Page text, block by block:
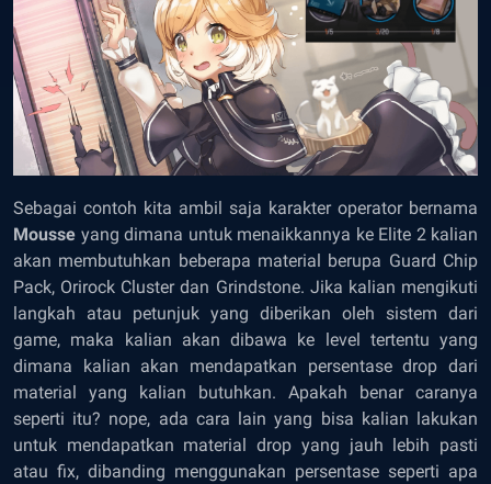
Sebagai contoh kita ambil saja karakter operator bernama
Mousse yang dimana untuk menaikkannya ke Elite 2 kalian
akan membutuhkan beberapa material berupa Guard Chip
Pack, Orirock Cluster dan Grindstone. Jika kalian mengikuti
langkah atau petunjuk yang diberikan oleh sistem dari
game, maka kalian akan dibawa ke level tertentu yang
dimana kalian akan mendapatkan persentasedrop dari
material yang kalian butuhkan. Apakah benar caranya
seperti itu? nope, ada cara lain yang bisa kalian lakukan
untuk mendapatkan materialdrop yang jauh lebih pasti
atau fix, dibanding menggunakan persentase seperti apa